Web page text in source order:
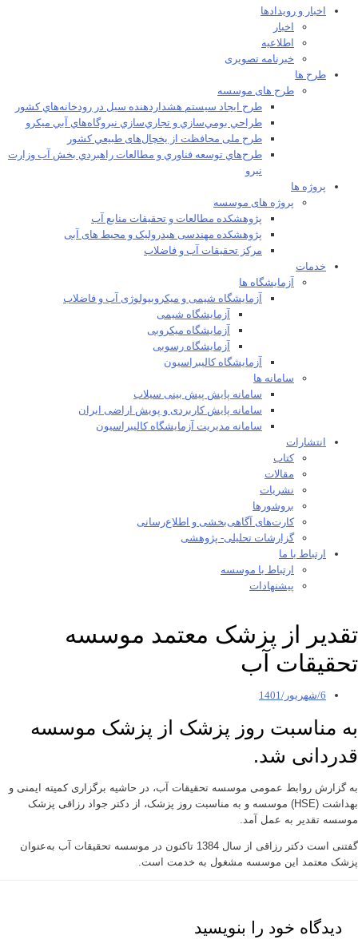
اخبار و رویدادها
اخبار
اطلاعیه
خبرنامه تصویری
طرح ها
طرح های موسسه
طرح ايجاد سيستم هشداردهنده سيل در رودخانه‌هاي كشور
طراحي بومي‌سازي و تجاري‌سازي نيروگاه‌هاي آبي ميکرو
طرح ملی محافظت از يخچال‌های طبيعي كشور
طرح‌هاي توسعه فناوري و مطالعات راهبردي بخش آب وزارت
نيرو
پروژه ها
پروژه های موسسه
پژوهشکده مطالعات و تحقيقات منابع آب
پژوهشکده مهندسی هیدرولیک و محیط های آبی
مرکز تحقیقات آب و فاضلاب
خدمات
آزمایشگاه ها
آزمایشگاه شیمی و میکروبیولوژی آب و فاضلاب
آزمایشگاه شیمی
آزمایشگاه میکروبی
آزمایشگاه رسوبی
آزمایشگاه کالیبراسیون
سامانه ها
سامانه پایش پیش بینی سیلاب
سامانه پایش کاربردی و پویش اراضی ایران
سامانه مدیریت آزمایشگاه کالیبراسیون
انتشارات
کتاب
مقالات
نشریات
بروشورها
کارت‌های آگاهی‌بخشی و اطلاع‌رسانی
گزارشات تحلیلی- پژوهشی
ارتباط با ما
ارتباط با موسسه
پیشنهادات
تقدیر از پزشک معتمد موسسه
تحقیقات آب
6/شهریور/1401
به مناسبت روز پزشک از پزشک موسسه
قدردانی شد.
به گزارش روابط عمومی موسسه تحقیقات آب، در حاشیه برگزاری کمیته ایمنی و
بهداشت (HSE) موسسه و به مناسبت روز پزشک، از دکتر جواد رزاقی پزشک
موسسه تقدیر به عمل آمد.
گفتنی است دکتر رزاقی از سال 1384 تاکنون در موسسه تحقیقات آب به‌عنوان
پزشک معتمد این موسسه مشغول به خدمت است.
دیدگاه‌ خود را بنویسید